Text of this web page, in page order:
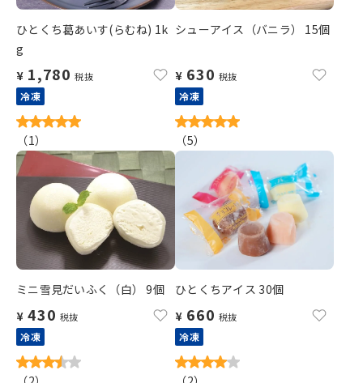
ひとくち葛あいす(らむね) 1k
g
¥ 1,780 税抜
冷凍
（1）
シューアイス（バニラ） 15個
¥ 630 税抜
冷凍
（5）
ミニ雪見だいふく（白） 9個
¥ 430 税抜
冷凍
ひとくちアイス 30個
¥ 660 税抜
冷凍